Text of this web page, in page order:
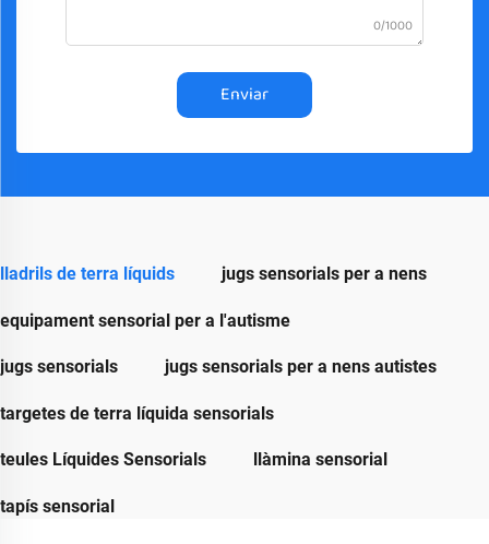
0/1000
Enviar
lladrils de terra líquids jugs sensorials per a nens
equipament sensorial per a l'autisme
jugs sensorials jugs sensorials per a nens autistes
targetes de terra líquida sensorials
teules Líquides Sensorials llàmina sensorial
tapís sensorial